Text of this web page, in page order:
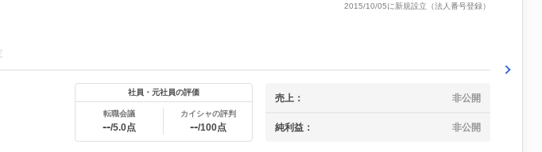
2015/10/05に新規設立（法人番号登録）
社員・元社員の評価
転職会議
--/5.0点
カイシャの評判
--/100点
売上： 非公開
純利益： 非公開